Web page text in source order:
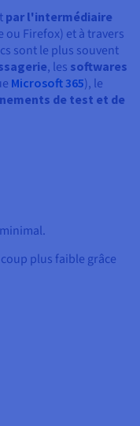
par l'intermédiaire
ou Firefox) et à travers
sont le plus souvent
, les softwares
Microsoft 365), le
de test et de
plus faible grâce